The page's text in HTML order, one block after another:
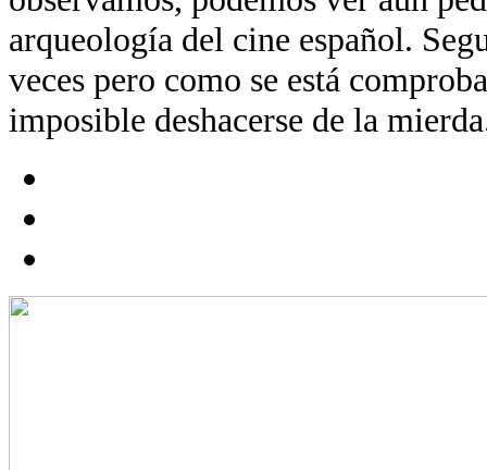
arqueología del cine español.
veces pero como se está
imposible deshacerse de la